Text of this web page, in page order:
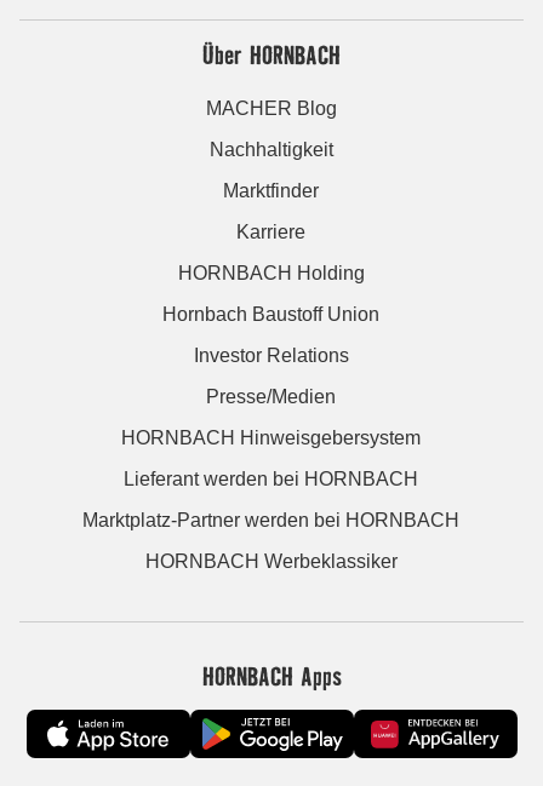
Über HORNBACH
MACHER Blog
Nachhaltigkeit
Marktfinder
Karriere
HORNBACH Holding
Hornbach Baustoff Union
Investor Relations
Presse/Medien
HORNBACH Hinweisgebersystem
Lieferant werden bei HORNBACH
Marktplatz-Partner werden bei HORNBACH
HORNBACH Werbeklassiker
HORNBACH Apps